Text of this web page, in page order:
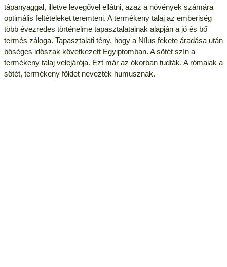
tápanyaggal, illetve levegővel ellátni, azaz a növények számára
optimális feltételeket teremteni. A termékeny talaj az emberiség
több évezredes történelme tapasztalatainak alapján a jó és bő
termés záloga. Tapasztalati tény, hogy a Nílus fekete áradása után
bőséges időszak következett Egyiptomban. A sötét szín a
termékeny talaj velejárója. Ezt már az ókorban tudták. A rómaiak a
sötét, termékeny földet nevezték humusznak.